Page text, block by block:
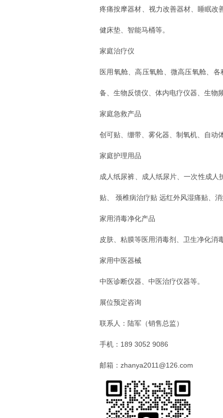
疼痛按摩器材、视力改善器材、睡眠改
健床垫、智能马桶等。
家庭治疗仪
医用氧舱、高压氧舱、微高压氧舱、
备、生物反馈仪、体内电疗仪器、生物
家庭急救产品
创可贴、绷带、雾化器、制氧机、自动
家庭护理用品
成人纸尿裤、成人纸尿片、一次性成
贴、 颈椎病治疗贴 远红外风湿痛贴、
家用消毒净化产品
皮肤、粘膜等医用消毒剂、卫生净化消
家用中医器械
中医诊断仪器、中医治疗仪器等。
展位预定咨询
联系人：陆军（销售总监）
手机：189 3052 9086
邮箱：zhanya2011@126.com